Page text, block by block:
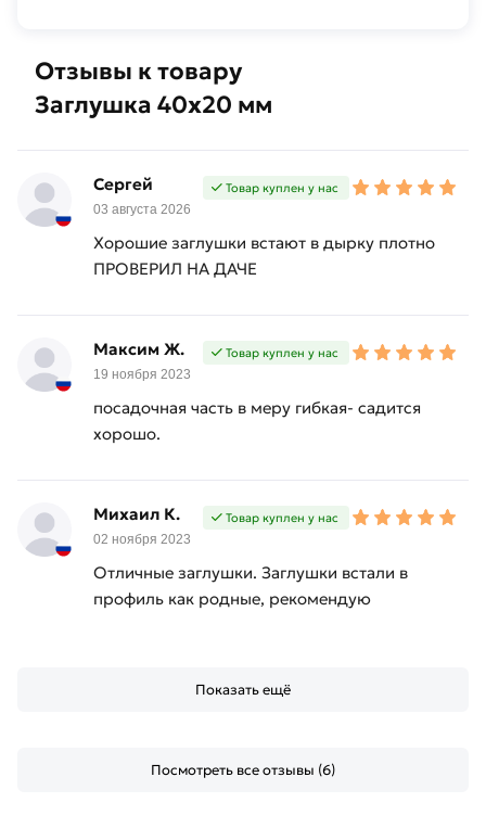
Отзывы к товару
Заглушка 40х20 мм
Сергей
03 августа 2026
Товар куплен у нас
Хорошие заглушки встают в дырку плотно
ПРОВЕРИЛ НА ДАЧЕ
Максим Ж.
19 ноября 2023
Товар куплен у нас
посадочная часть в меру гибкая- садится
хорошо.
Михаил К.
02 ноября 2023
Товар куплен у нас
Отличные заглушки. Заглушки встали в
профиль как родные, рекомендую
Показать ещё
Посмотреть все отзывы (6)